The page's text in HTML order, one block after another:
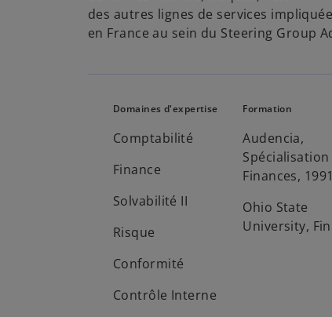
des autres lignes de services
en France au sein du Steering Group
Domaines d'expertise
Comptabilité
Finance
Solvabilité II
Risque
Conformité
Contrôle Interne
Formation
Audencia,
Spécialisation
Finances, 1991
Ohio State
University,